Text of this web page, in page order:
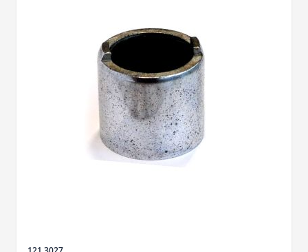
Sku